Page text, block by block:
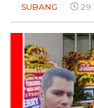
SUBANG 29